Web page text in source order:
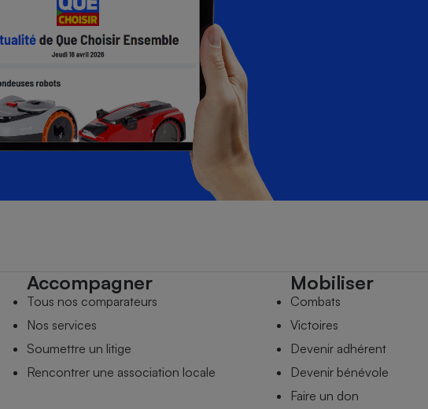
Accompagner
Tous nos comparateurs
Nos services
Soumettre un litige
Rencontrer une association locale
Mobiliser
Combats
Victoires
Devenir adhérent
Devenir bénévole
Faire un don